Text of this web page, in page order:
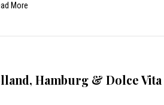
More
Hamburg & Dolce